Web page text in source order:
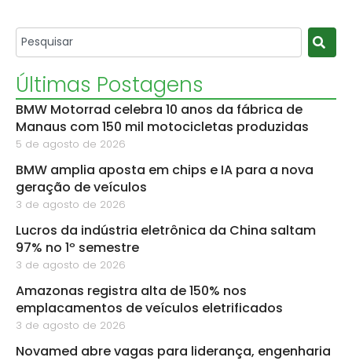
Últimas Postagens
BMW Motorrad celebra 10 anos da fábrica de
Manaus com 150 mil motocicletas produzidas
5 de agosto de 2026
BMW amplia aposta em chips e IA para a nova
geração de veículos
3 de agosto de 2026
Lucros da indústria eletrônica da China saltam
97% no 1º semestre
3 de agosto de 2026
Amazonas registra alta de 150% nos
emplacamentos de veículos eletrificados
3 de agosto de 2026
Novamed abre vagas para liderança, engenharia